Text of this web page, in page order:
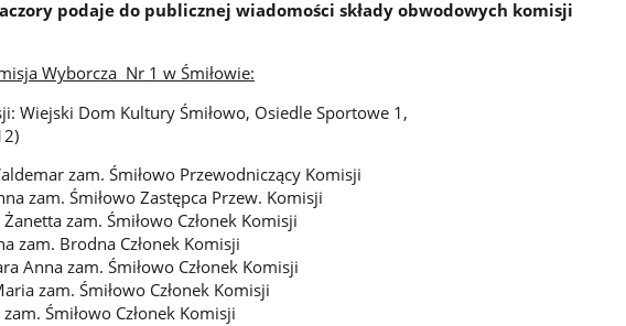
podaje do publicznej wiadomości składy obwodowych komisji
Wyborcza Nr 1 w Śmiłowie:
Wiejski Dom Kultury Śmiłowo, Osiedle Sportowe 1,
zam. Śmiłowo Przewodniczący Komisji
zam. Śmiłowo Zastępca Przew. Komisji
zam. Śmiłowo Członek Komisji
zam. Brodna Członek Komisji
Anna zam. Śmiłowo Członek Komisji
zam. Śmiłowo Członek Komisji
Śmiłowo Członek Komisji